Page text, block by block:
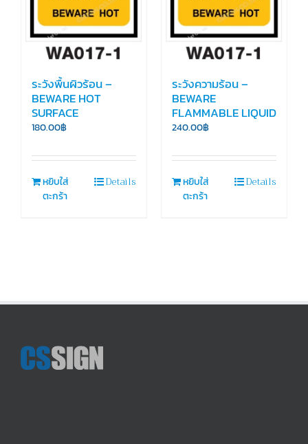
ระวังพื้นผิวร้อน –
BEWARE HOT
SURFACE
180.00฿
หยิบใส่
ตะกร้า
Details
ระวังความร้อน –
BEWARE
FLAMMABLE LIQUID
240.00฿
หยิบใส่
ตะกร้า
Details